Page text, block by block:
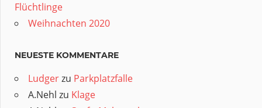
Flüchtlinge
Weihnachten 2020
NEUESTE KOMMENTARE
Ludgerzu Parkplatzfalle
A.Nehl zu Klage